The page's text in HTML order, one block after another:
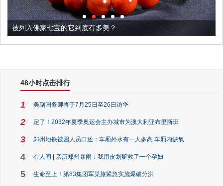
被列入佛家七宝的它到底有多美？
48小时点击排行
1 美副国务卿将于7月25日至26日访华
2 定了！2032年夏季奥运会主办城市为澳大利亚布里斯班
3 郑州地铁被困人员口述：车厢外水有一人多高 车厢内缺氧
4 在人间 | 亲历郑州暴雨：我用皮划艇救了一个孕妇
5 生命至上！第83集团军某旅紧急实施爆破分洪